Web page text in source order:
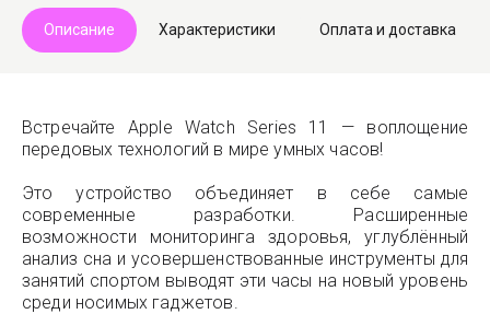
Описание Характеристики Оплата и доставка
Встречайте Apple Watch Series 11 — воплощение
передовых технологий в мире умных часов!
Это устройство объединяет в себе самые
современные разработки. Расширенные
возможности мониторинга здоровья, углублённый
анализ сна и усовершенствованные инструменты для
занятий спортом выводят эти часы на новый уровень
среди носимых гаджетов.